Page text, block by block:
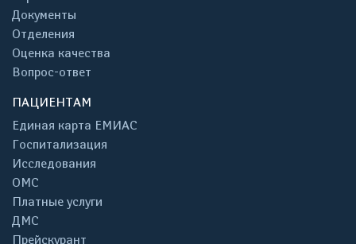
Документы
Отделения
Оценка качества
Вопрос-ответ
ПАЦИЕНТАМ
Единая карта ЕМИАС
Госпитализация
Исследования
ОМС
Платные услуги
ДМС
Прейскурант